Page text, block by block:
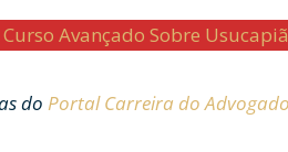
Avançado Sobre
do Portal Carreira do Advogado